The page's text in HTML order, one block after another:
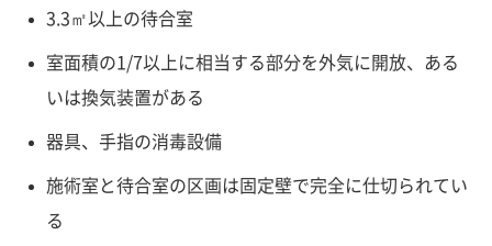
3.3㎡以上の待合室
室面積の1/7以上に相当する部分を外気に開放、ある
いは換気装置がある
器具、手指の消毒設備
施術室と待合室の区画は固定壁で完全に仕切られてい
る